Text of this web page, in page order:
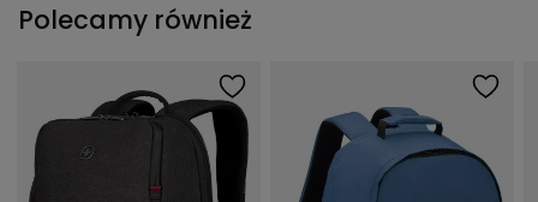
Polecamy również